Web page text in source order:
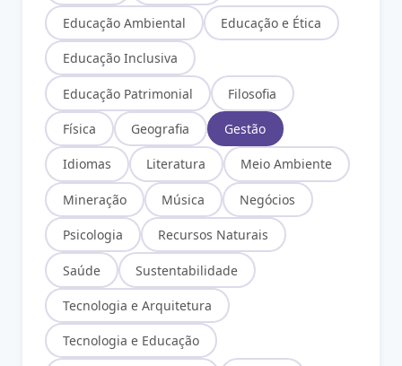
Educação Ambiental Educação e Ética
Educação Inclusiva
Educação Patrimonial Filosofia
Física Geografia Gestão
Idiomas Literatura Meio Ambiente
Mineração Música Negócios
Psicologia Recursos Naturais
Saúde Sustentabilidade
Tecnologia e Arquitetura
Tecnologia e Educação